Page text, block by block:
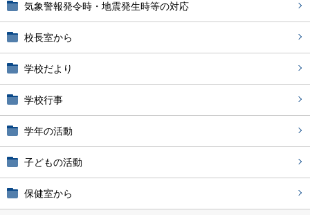
気象警報発令時・地震発生時等の対応
校長室から
学校だより
学校行事
学年の活動
子どもの活動
保健室から